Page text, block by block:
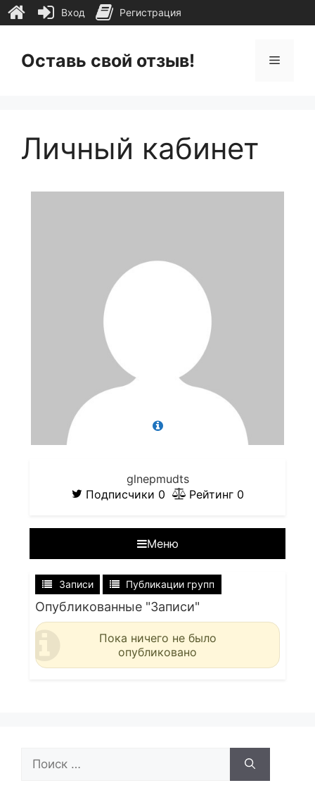
содержимому
Оставь свой отзыв! Меню
Личный кабинет
glnepmudts
Подписчики 0 Рейтинг 0
Меню
Записи Публикации групп
Опубликованные "Записи"
Пока ничего не было
опубликовано
Вход Регистрация